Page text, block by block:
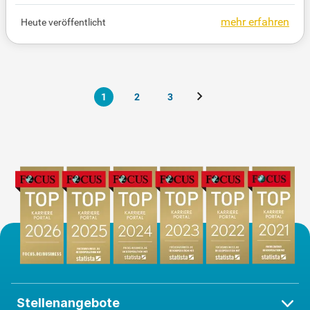
Außerdem bringst du Interesse an Zahlen und ein g
utes kaufmännisches Gespür mit. In verschiedenen
Rechnungswesen.
mehr erfahren
Heute veröffentlicht
1 2 3
Stellenangebote